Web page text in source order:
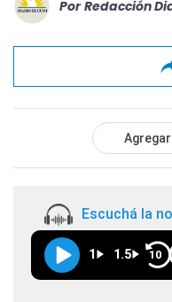
Por Redacción
Agregar
Escuchá la
1 1.5 10